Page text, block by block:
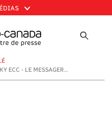
ECC - LE MESSAGER...